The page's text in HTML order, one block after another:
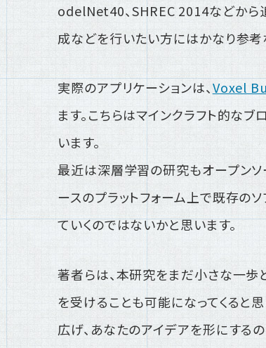
odelNet40、SHREC 2014などから
成などを行いたい方にはかなり参考
実際のアプリケーションは、Voxel
ます。こちらはマインクラフト的な
います。
最近は深層学習の研究もオープンソ
ースのプラットフォーム上で既存の
ていくのではないかと思います。
著者らは、本研究をまだ小さな一歩
を受けることも可能になってくると
広げ、あなたのアイデアを形にする